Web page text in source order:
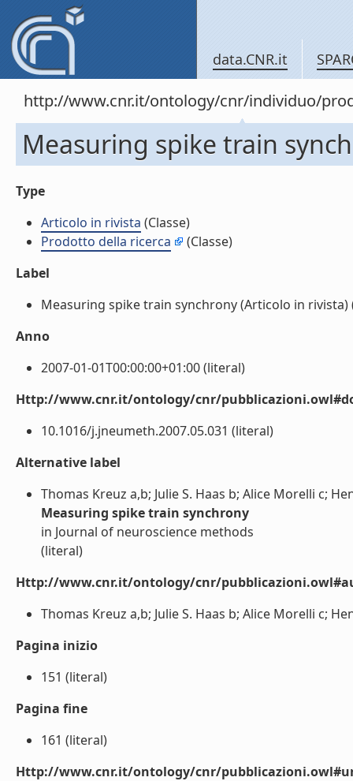
data.CNR.it
http://www.cnr.it/ontology/cnr/individuo/
Measuring spike train
Type
Articolo in rivista (Classe)
Prodotto della ricerca
(Classe)
Label
Measuring spike train synchrony (Articolo in rivista)
Anno
2007-01-01T00:00:00+01:00 (literal)
Http://www.cnr.it/ontology/cnr/
10.1016/j.jneumeth.2007.05.031 (literal)
Alternative label
Thomas Kreuz a,b; Julie S. Haas b; Alice Morelli c;
Measuring spike train synchrony
in Journal of neuroscience methods
(literal)
Http://www.cnr.it/ontology/cnr/
Thomas Kreuz a,b; Julie S. Haas b; Alice Morelli c;
Pagina inizio
151 (literal)
Pagina fine
161 (literal)
Http://www.cnr.it/ontology/cnr/